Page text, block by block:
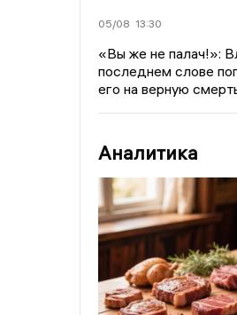
05/08 13:30
«Вы же не палач!»:
последнем слове
его на верную
Аналитика